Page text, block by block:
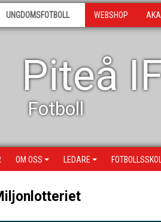
UNGDOMSFOTBOLL WEBSHOP
Piteå
Fotboll
OM OSS LEDARE